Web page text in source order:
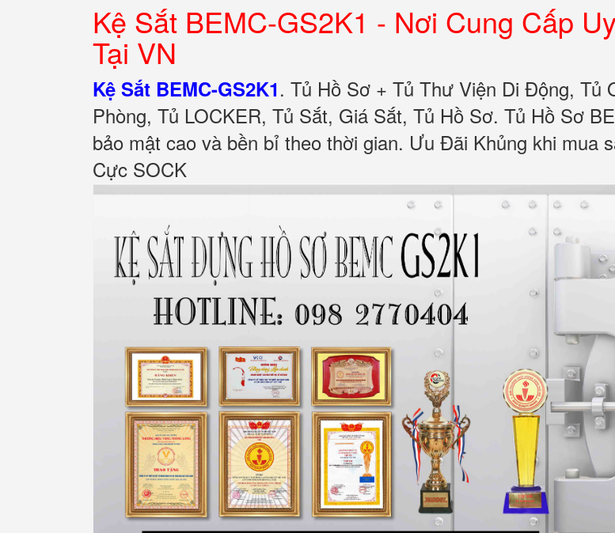
Kệ Sắt BEMC-GS2K1 - Nơi Cung Cấp
Tại VN
Kệ Sắt BEMC-GS2K1. Tủ Hồ Sơ + Tủ Thư Viện Di Động, Tủ
Phòng, Tủ LOCKER, Tủ Sắt, Giá Sắt, Tủ Hồ Sơ. Tủ Hồ Sơ
bảo mật cao và bền bỉ theo thời gian. Ưu Đãi Khủng khi mua
Cực SOCK